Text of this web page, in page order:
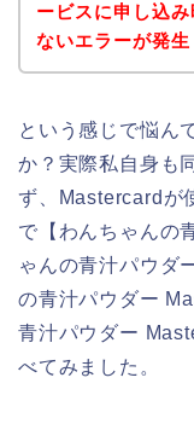
ービスに申し込
ないエラーが発生
という感じで悩ん
か？実際私自身も
ず、Mastercardが
で【わんちゃんの
ゃんの青汁パウ
の青汁パウダー
青汁パウダー
べてみました。